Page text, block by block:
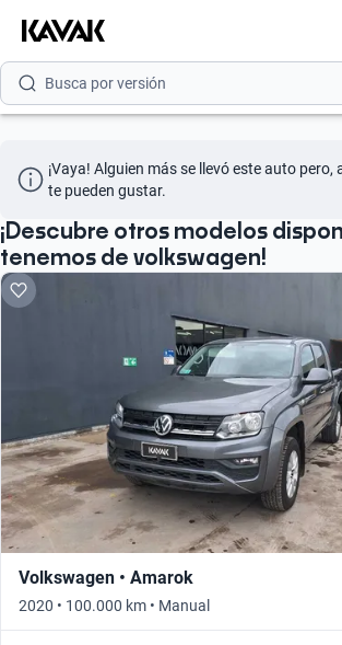
Busca por modelo
Busca por versión
Busca por marca
Busca por modelo
Busca por versión
¡Vaya! Alguien más se llevó este auto pero,
te pueden gustar.
¡Descubre otros modelos
tenemos de volkswagen!
Volkswagen • Amarok
2020 • 100.000 km • Manual